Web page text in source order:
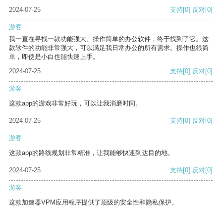
2024-07-25 支持[0] 反对[0]
游客
我一直在寻找一款功能强大、操作简单的办公软件，终于找到了它。这
款软件的功能非常强大，可以满足我日常办公的所有需求。操作也很简
单，即使是小白也能快速上手。
2024-07-25
支持[0] 反对[0]
游客
这款app的游戏非常好玩，可以让我消磨时间。
2024-07-25 支持[0] 反对[0]
游客
这款app的路线规划非常精准，让我能够快速到达目的地。
2024-07-25 支持[0] 反对[0]
游客
这款加速器VPM应用程序提供了顶级的安全性和隐私保护。